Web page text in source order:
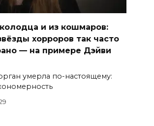
и из кошмаров:
хорроров так часто
— на примере Дэйви
умерла по-настоящему: